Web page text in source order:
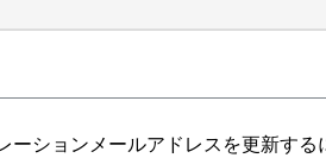
ションメールアドレスを更新する